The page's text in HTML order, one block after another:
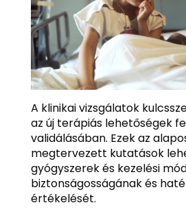
A klinikai vizsgálatok
az új terápiás lehetőségek
validálásában. Ezek az
megtervezett kutatások
gyógyszerek és kezelési
biztonságosságának és
értékelését.